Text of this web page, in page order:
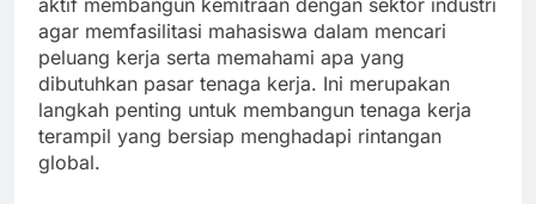
aktif membangun kemitraan dengan sektor industri
agar memfasilitasi mahasiswa dalam mencari
peluang kerja serta memahami apa yang
dibutuhkan pasar tenaga kerja. Ini merupakan
langkah penting untuk membangun tenaga kerja
terampil yang bersiap menghadapi rintangan
global.